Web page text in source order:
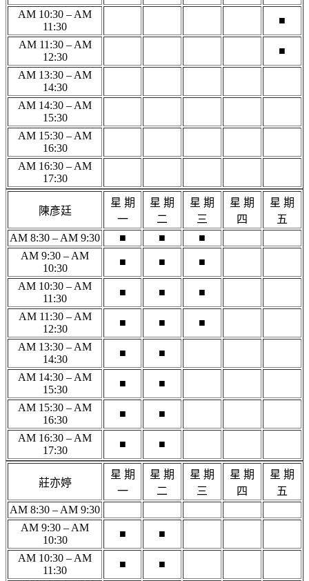
AM 10:30 – AM
11:30
■
AM 11:30 – AM
12:30
■
AM 13:30 – AM
14:30
AM 14:30 – AM
15:30
AM 15:30 – AM
16:30
AM 16:30 – AM
17:30
陳彥廷
星 期
一
星 期
二
星 期
三
星 期
四
星 期
五
AM 8:30 – AM 9:30
■ ■
■
AM 9:30 – AM
10:30
■ ■ ■
AM 10:30 – AM
11:30
■ ■ ■
AM 11:30 – AM
12:30
■ ■ ■
AM 13:30 – AM
14:30
■ ■
AM 14:30 – AM
15:30
■ ■
AM 15:30 – AM
16:30
■ ■
AM 16:30 – AM
17:30
■ ■
莊亦婷
星 期
一
星 期
二
星 期
三
星 期
四
星 期
五
AM 8:30 – AM 9:30
AM 9:30 – AM
10:30
■ ■
AM 10:30 – AM
11:30
■ ■